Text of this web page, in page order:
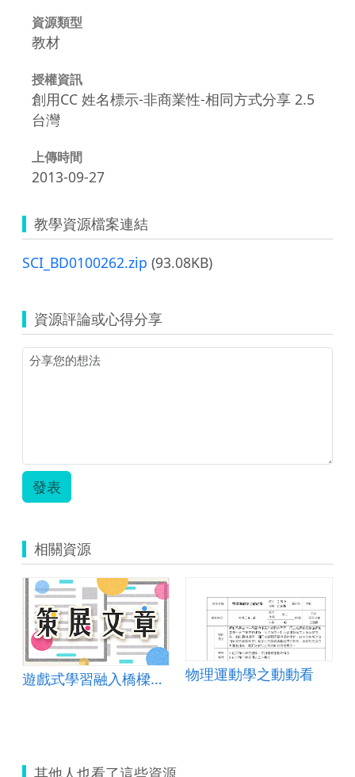
資源類型
教材
授權資訊
創用CC 姓名標示-非商業性-相同方式分享 2.5
台灣
上傳時間
2013-09-27
教學資源檔案連結
SCI_BD0100262.zip (93.08KB)
資源評論或心得分享
發表
相關資源
遊戲式學習融入橋樑結構教學之應用 物理運動學之動動看